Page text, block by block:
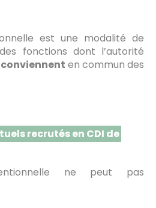
est une modalité de
fonctions dont l’autorité
conviennent en commun des
recrutés en CDI de
ne peut pas